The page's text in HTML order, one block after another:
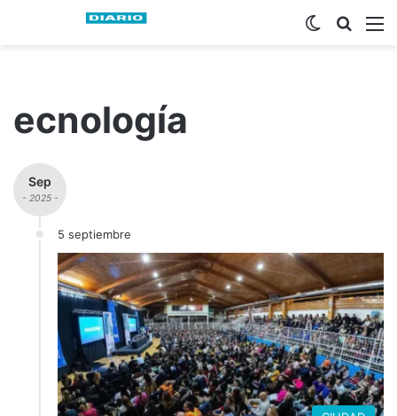
Buscar
Switch skin
ecnología
Sep
- 2025 -
5 septiembre